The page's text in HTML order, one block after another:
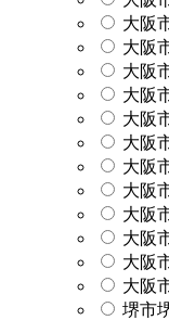
大阪
大阪
大阪
大阪
大阪
大阪
大阪
大阪
大阪
大阪
大阪
大阪
堺市